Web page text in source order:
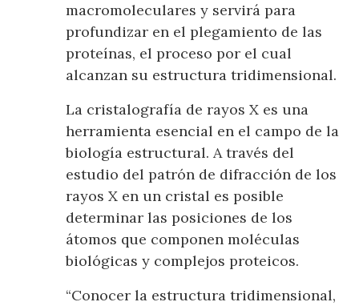
macromoleculares y servirá para
profundizar en el plegamiento de las
proteínas, el proceso por el cual
alcanzan su estructura tridimensional.
La cristalografía de rayos X es una
herramienta esencial en el campo de la
biología estructural. A través del
estudio del patrón de difracción de los
rayos X en un cristal es posible
determinar las posiciones de los
átomos que componen moléculas
biológicas y complejos proteicos.
“Conocer la estructura tridimensional,